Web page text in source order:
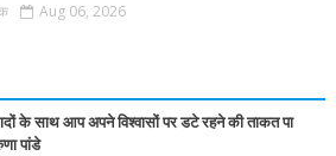
Aug 06, 2026
के साथ आप अपने विश्वासों पर डटे रहने की ताकत पा
पांडे